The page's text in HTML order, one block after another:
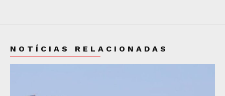
NOTÍCIAS RELACIONADAS